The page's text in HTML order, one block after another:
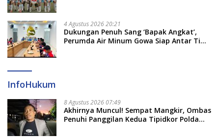
4 Agustus 2026 20:21
Dukungan Penuh Sang ‘Bapak Angkat’,
Perumda Air Minum Gowa Siap Antar Tim
InfoHukum
8 Agustus 2026 07:49
Akhirnya Muncul! Sempat Mangkir, Ombas
Penuhi Panggilan Kedua Tipidkor Polda